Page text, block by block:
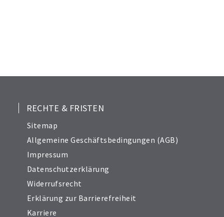
RECHTE & FRISTEN
Sitemap
Allgemeine Geschäftsbedingungen (AGB)
Impressum
Datenschutzerklärung
Widerrufsrecht
Erklärung zur Barrierefreiheit
Karriere